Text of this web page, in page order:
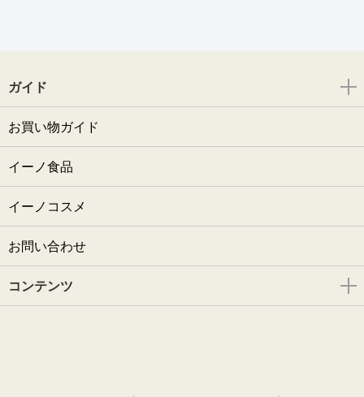
ガイド
お買い物ガイド
イーノ食品
イーノコスメ
お問い合わせ
コンテンツ